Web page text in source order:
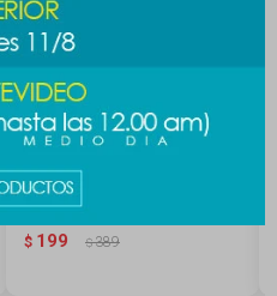
Canasto con asa Ratora
$ 199 $389